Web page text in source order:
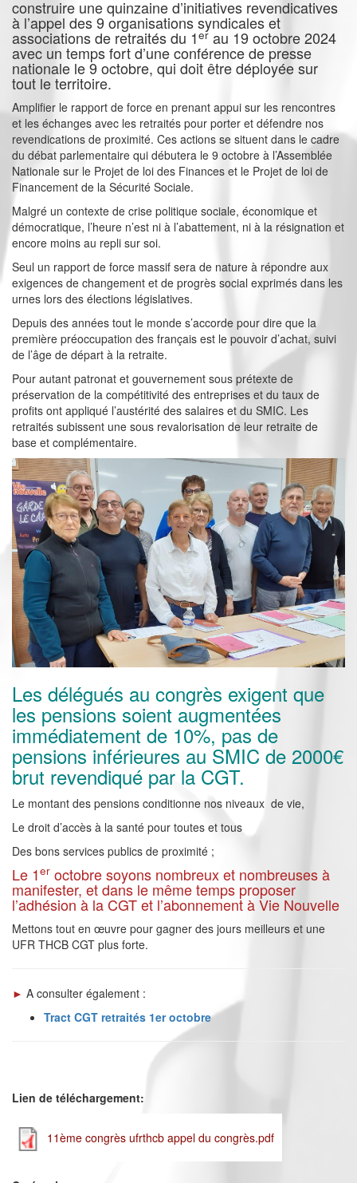
construire une quinzaine d’initiatives revendicatives
à l’appel des 9 organisations syndicales et
associations de retraités du 1er au 19 octobre 2024
avec un temps fort d’une conférence de presse
nationale le 9 octobre, qui doit être déployée sur
tout le territoire.
Amplifier le rapport de force en prenant appui sur les rencontres
et les échanges avec les retraités pour porter et défendre nos
revendications de proximité. Ces actions se situent dans le cadre
du débat parlementaire qui débutera le 9 octobre à l’Assemblée
Nationale sur le Projet de loi des Finances et le Projet de loi de
Financement de la Sécurité Sociale.
Malgré un contexte de crise politique sociale, économique et
démocratique, l’heure n’est ni à l’abattement, ni à la résignation et
encore moins au repli sur soi.
Seul un rapport de force massif sera de nature à répondre aux
exigences de changement et de progrès social exprimés dans les
urnes lors des élections législatives.
Depuis des années tout le monde s’accorde pour dire que la
première préoccupation des français est le pouvoir d’achat, suivi
de l’âge de départ à la retraite.
Pour autant patronat et gouvernement sous prétexte de
préservation de la compétitivité des entreprises et du taux de
profits ont appliqué l’austérité des salaires et du SMIC. Les
retraités subissent une sous revalorisation de leur retraite de
base et complémentaire.
Les délégués au congrès exigent que
les pensions soient augmentées
immédiatement de 10%, pas de
pensions inférieures au SMIC de 2000€
brut revendiqué par la CGT.
Le montant des pensions conditionne nos niveaux de vie,
Le droit d’accès à la santé pour toutes et tous
Des bons services publics de proximité ;
Le 1er octobre soyons nombreux et nombreuses à
manifester, et dans le même temps proposer
l’adhésion à la CGT et l’abonnement à Vie Nouvelle
Mettons tout en œuvre pour gagner des jours meilleurs et une
UFR THCB CGT plus forte.
► A consulter également :
Tract CGT retraités 1er octobre
Lien de téléchargement:
11ème congrès ufrthcb appel du congrès.pdf